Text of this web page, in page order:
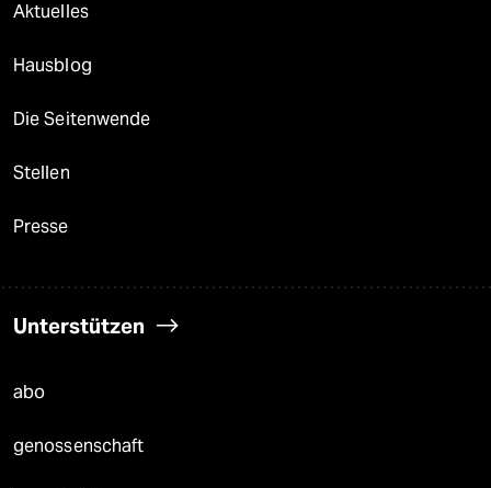
Aktuelles
Hausblog
Die Seitenwende
Stellen
Presse
Unterstützen
abo
genossenschaft